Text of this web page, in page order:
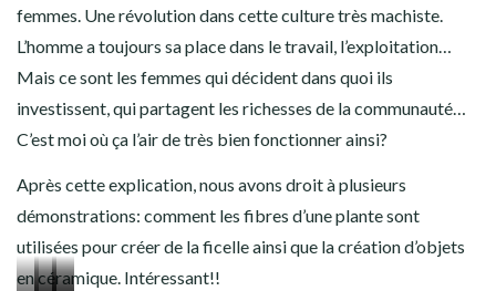
femmes. Une révolution dans cette culture très machiste.
L’homme a toujours sa place dans le travail, l’exploitation…
Mais ce sont les femmes qui décident dans quoi ils
investissent, qui partagent les richesses de la communauté…
C’est moi où ça l’air de très bien fonctionner ainsi?
Après cette explication, nous avons droit à plusieurs
démonstrations: comment les fibres d’une plante sont
utilisées pour créer de la ficelle ainsi que la création d’objets
en céramique. Intéressant!!